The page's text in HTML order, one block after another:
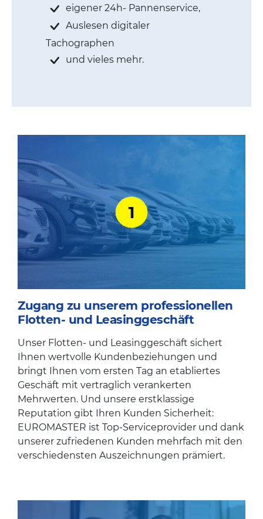
eigener 24h- Pannenservice,
Auslesen digitaler
Tachographen
und vieles mehr.
Zugang zu unserem professionellen
Flotten- und Leasinggeschäft
Unser Flotten- und Leasinggeschäft sichert
Ihnen wertvolle Kundenbeziehungen und
bringt Ihnen vom ersten Tag an etabliertes
Geschäft mit vertraglich verankerten
Mehrwerten. Und unsere erstklassige
Reputation gibt Ihren Kunden Sicherheit:
EUROMASTER ist Top-Serviceprovider und dank
unserer zufriedenen Kunden mehrfach mit den
verschiedensten Auszeichnungen prämiert.